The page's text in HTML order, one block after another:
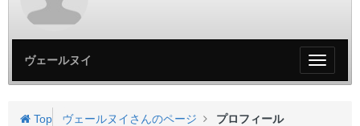
My
ペ
ヴェールヌイ
Top ヴェールヌイさんのページ プロフィール